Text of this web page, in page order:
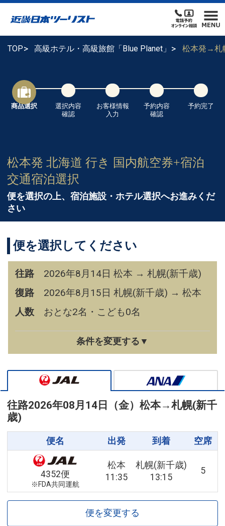
TOP 高級ホテル・高級旅館「Blue Planet」 松本発→札
商品選択
選択内容
確認
お客様情報
入力
予約内容
確認
予約完了
松本発 北海道 行き 国内航空券+宿泊
交通宿泊選択
便を選択の上、宿泊施設・ホテル選択へお進みくだ
さい
便を選択してください
往路
2026年8月14日 松本 → 札幌(新千歳)
復路
2026年8月15日 札幌(新千歳) → 松本
人数
おとな2名・こども0名
条件を変更する▼
往路2026年08月14日（金） 松本→札幌(新千
歳)
便名 出発 到着 空席
4352便
※FDA共同運航
松本
11:35
札幌(新千歳)
13:15
5
便を変更する